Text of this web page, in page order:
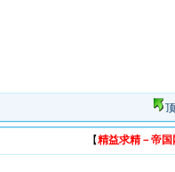
【精益求精－帝